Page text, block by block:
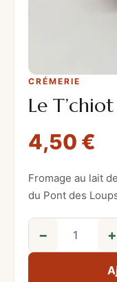
CRÉMERIE
Le
4,50 €
Fromage au lait
du Pont des
u
− +